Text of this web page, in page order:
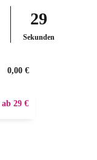
28
Sekunden
0,00 €
29 €